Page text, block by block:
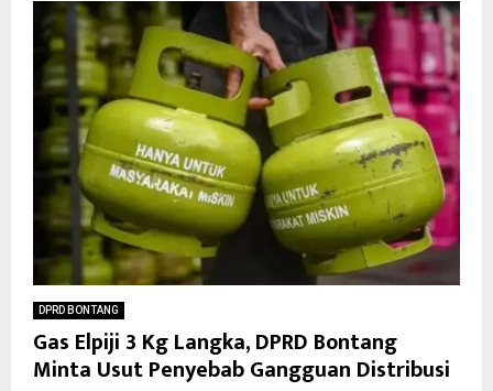
DPRD BONTANG
Gas Elpiji 3 Kg Langka, DPRD Bontang
Minta Usut Penyebab Gangguan Distribusi